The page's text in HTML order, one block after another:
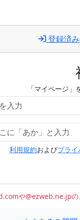
登録済
「マイページ」
利用規約およびプラ
や@ezweb.ne.jpの